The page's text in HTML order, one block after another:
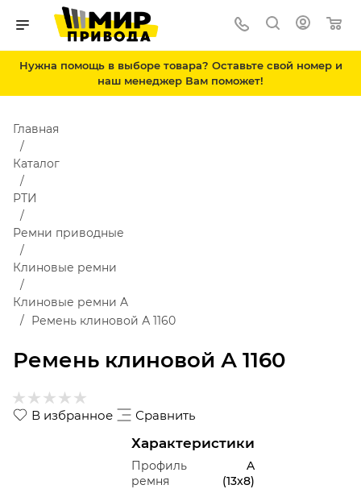
Нужна помощь в выборе товара? Оставьте свой номер и
наш менеджер Вам поможет!
Ремень клиновой А 1160
Главная
Каталог
РТИ
Ремни приводные
Клиновые ремни
Клиновые ремни A
Ремень клиновой А 1160
В избранное Сравнить
Характеристики
Профиль
ремня
A
(13x8)